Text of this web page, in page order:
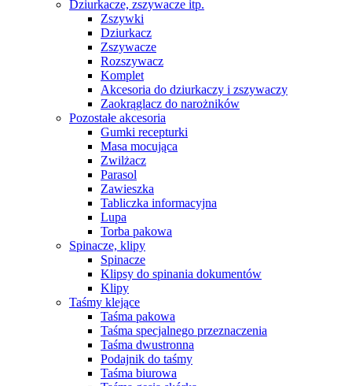
Dziurkacze, zszywacze itp.
Zszywki
Dziurkacz
Zszywacze
Rozszywacz
Komplet
Akcesoria do dziurkaczy i zszywaczy
Zaokrąglacz do narożników
Pozostałe akcesoria
Gumki recepturki
Masa mocująca
Zwilżacz
Parasol
Zawieszka
Tabliczka informacyjna
Lupa
Torba pakowa
Spinacze, klipy
Spinacze
Klipsy do spinania dokumentów
Klipy
Taśmy klejące
Taśma pakowa
Taśma specjalnego przeznaczenia
Taśma dwustronna
Podajnik do taśmy
Taśma biurowa